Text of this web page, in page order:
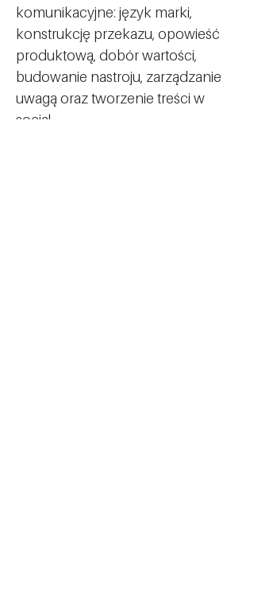
komunikacyjne: język marki,
konstrukcję przekazu, opowieść
produktową, dobór wartości,
budowanie nastroju, zarządzanie
uwagą oraz tworzenie treści w
social…